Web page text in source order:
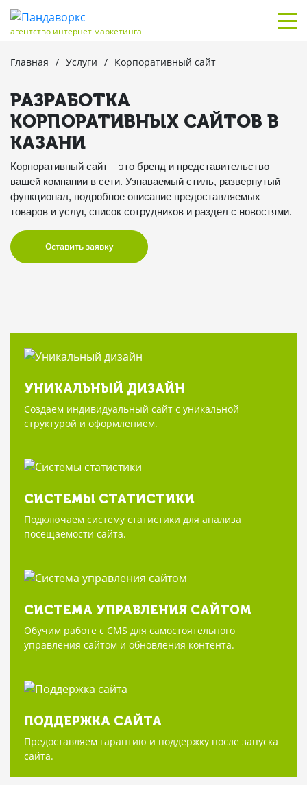
агентство интернет маркетинга
Главная / Услуги / Корпоративный сайт
РАЗРАБОТКА
КОРПОРАТИВНЫХ САЙТОВ В
КАЗАНИ
Корпоративный сайт – это бренд и представительство
вашей компании в сети. Узнаваемый стиль, развернутый
функционал, подробное описание предоставляемых
товаров и услуг, список сотрудников и раздел с новостями.
Оставить заявку
УНИКАЛЬНЫЙ ДИЗАЙН
Создаем индивидуальный сайт с уникальной
структурой и оформлением.
СИСТЕМЫ СТАТИСТИКИ
Подключаем систему статистики для анализа
посещаемости сайта.
СИСТЕМА УПРАВЛЕНИЯ САЙТОМ
Обучим работе с CMS для самостоятельного
управления сайтом и обновления контента.
ПОДДЕРЖКА САЙТА
Предоставляем гарантию и поддержку после запуска
сайта.